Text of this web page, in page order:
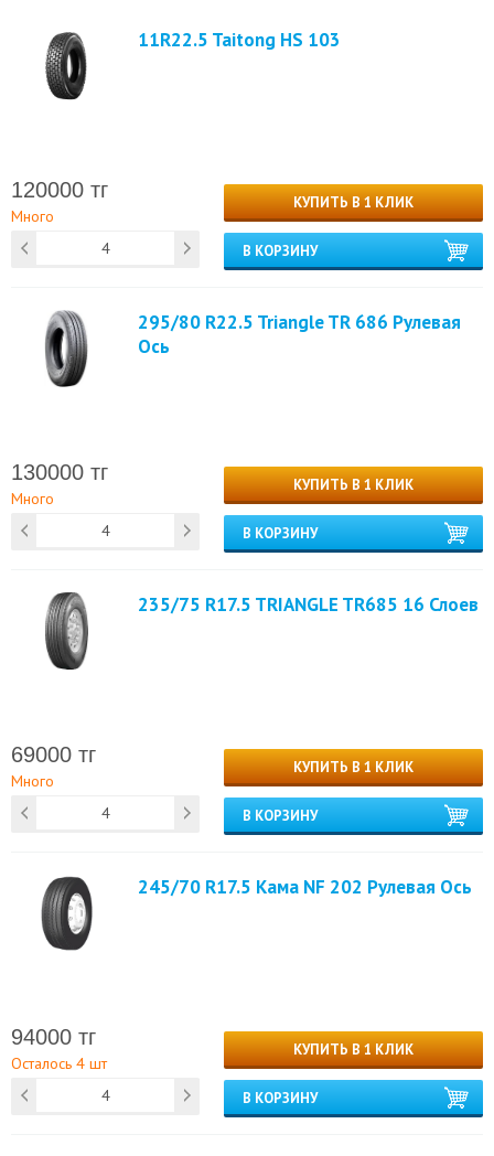
11R22.5 Taitong HS 103
120000 тг
Много
КУПИТЬ В 1 КЛИК
В КОРЗИНУ
295/80 R22.5 Triangle TR 686 Рулевая
Ось
130000 тг
Много
КУПИТЬ В 1 КЛИК
В КОРЗИНУ
235/75 R17.5 TRIANGLE TR685 16 Слоев
69000 тг
Много
КУПИТЬ В 1 КЛИК
В КОРЗИНУ
245/70 R17.5 Кама NF 202 Рулевая Ось
94000 тг
Осталось 4 шт
КУПИТЬ В 1 КЛИК
В КОРЗИНУ